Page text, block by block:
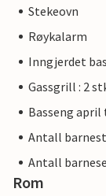
Stekeovn
Røykalarm
Inngjerdet
Gassgrill : 2
Basseng
Antall
Antall
Rom